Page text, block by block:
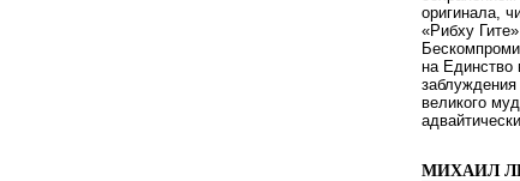
оригинала,
«Рибху
на Единство
великого
МИХАИЛ